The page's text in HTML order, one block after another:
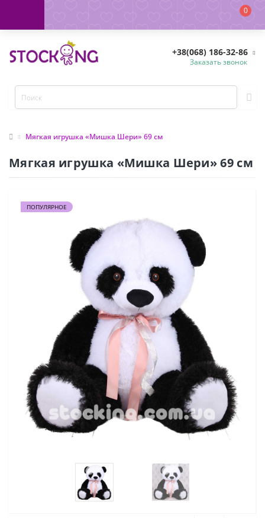
0
+38(068) 186-32-86
Заказать звонок
Мягкая игрушка «Мишка Шери» 69 см
Мягкая игрушка «Мишка Шери» 69 см
ПОПУЛЯРНОЕ